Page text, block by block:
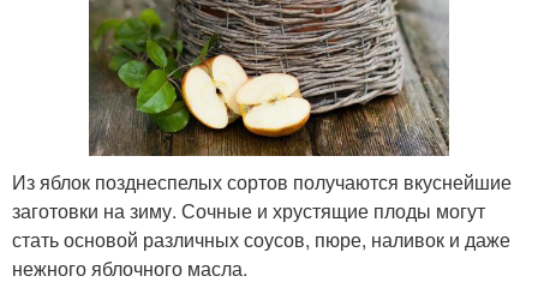
Из яблок позднеспелых сортов получаются вкуснейшие
заготовки на зиму. Сочные и хрустящие плоды могут
стать основой различных соусов, пюре, наливок и даже
нежного яблочного масла.